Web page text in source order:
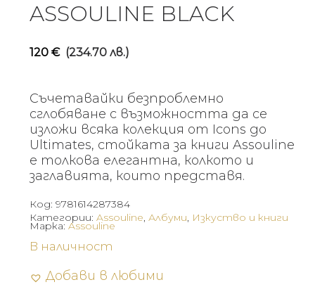
ASSOULINE BLACK
120 € (234.70 лв.)
Съчетавайки безпроблемно
сглобяване с възможността да се
изложи всяка колекция от Icons до
Ultimates, стойката за книги Assouline
е толкова елегантна, колкото и
заглавията, които представя.
Код: 9781614287384
Категории: Assouline, Албуми, Изкуство и книги
В наличност
Добави в любими
Марка: Assouline